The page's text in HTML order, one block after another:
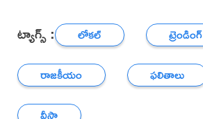
ట్యాగ్స్ : లోకల్
ట్రెండింగ్
రాజకీయం
ఫలితాలు
వీసా